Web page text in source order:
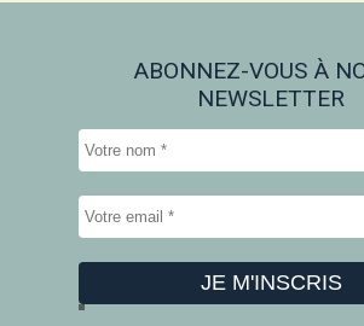
ABONNEZ-VOUS À
NEWSLETTER